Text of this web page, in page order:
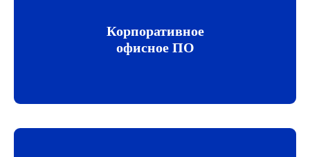
Корпоративное
офисное ПО